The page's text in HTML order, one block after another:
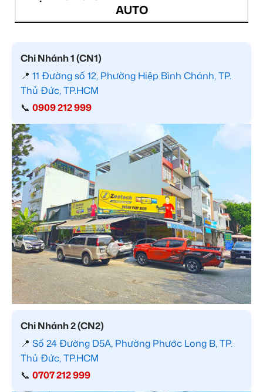
AUTO
Chi Nhánh 1 (CN1)
📍 11 Đường số 12, Phường Hiệp Bình Chánh, TP.
Thủ Đức, TP.HCM
📞 0909 212 999
Chi Nhánh 2 (CN2)
📍 Số 24 Đường D5A, Phường Phước Long B, TP.
Thủ Đức, TP.HCM
📞 0707 212 999